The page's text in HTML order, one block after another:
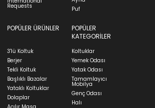
Requests
Puf
POPÜLER ÜRÜNLER
3'lü Koltuk
Berjer
Tekli Koltuk
Başlıklı Bazalar
Yataklı Koltuklar
Dolaplar
POPÜLER
KATEGORİLER
Koltuklar
Yemek Odası
Yatak Odası
Tamamlayıcı
Mobilya
Genç Odası
Halı